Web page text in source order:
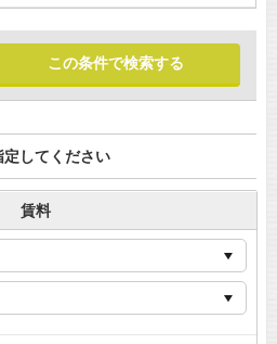
してください
賃料